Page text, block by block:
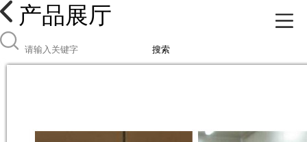
产品展厅
搜索